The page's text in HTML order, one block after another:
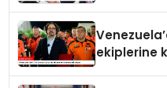
ekiplerine